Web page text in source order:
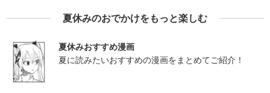
夏休みのおでかけをもっと楽しむ
夏休みおすすめ漫画
夏に読みたいおすすめの漫画をまとめてご紹介！